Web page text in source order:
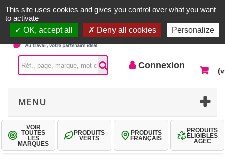
Contactez-nous
Connexion
MENU
VOIR
TOUTES
LES
MARQUES
PRODUITS
VERTS
PRODUITS
FRANÇAIS
PRODUITS
ÉLIGIBLES
AGEC
This site uses cookies and gives you control over what you want
to activate
OK, accept all
Deny all cookies Personalize